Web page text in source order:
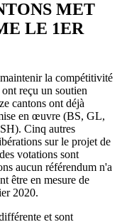
MET
LE 1ER
la compétitivité
reçu un soutien
cantons ont déjà
en œuvre (BS, GL,
Cinq autres
sur le projet de
votations sont
aucun référendum n'a
être en mesure de
2020.
et sont